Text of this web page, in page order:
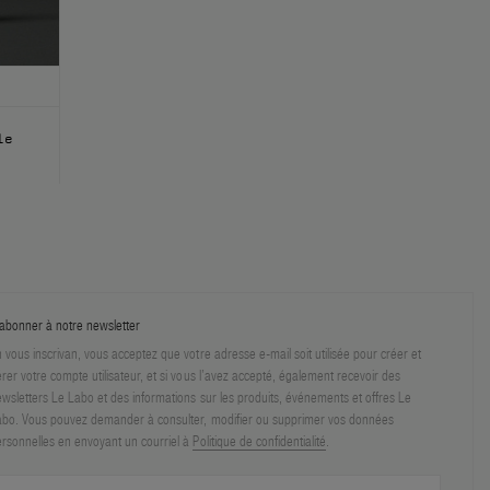
à notre newsletter
vous inscrivan, vous acceptez que votre adresse e-mail soit utilisée pour créer et
votre compte utilisateur, et si vous l’avez accepté, également recevoir des
Le Labo et des informations sur les produits, événements et offres Le
Vous pouvez demander à consulter, modifier ou supprimer vos données
en envoyant un courriel à Politique de confidentialité.